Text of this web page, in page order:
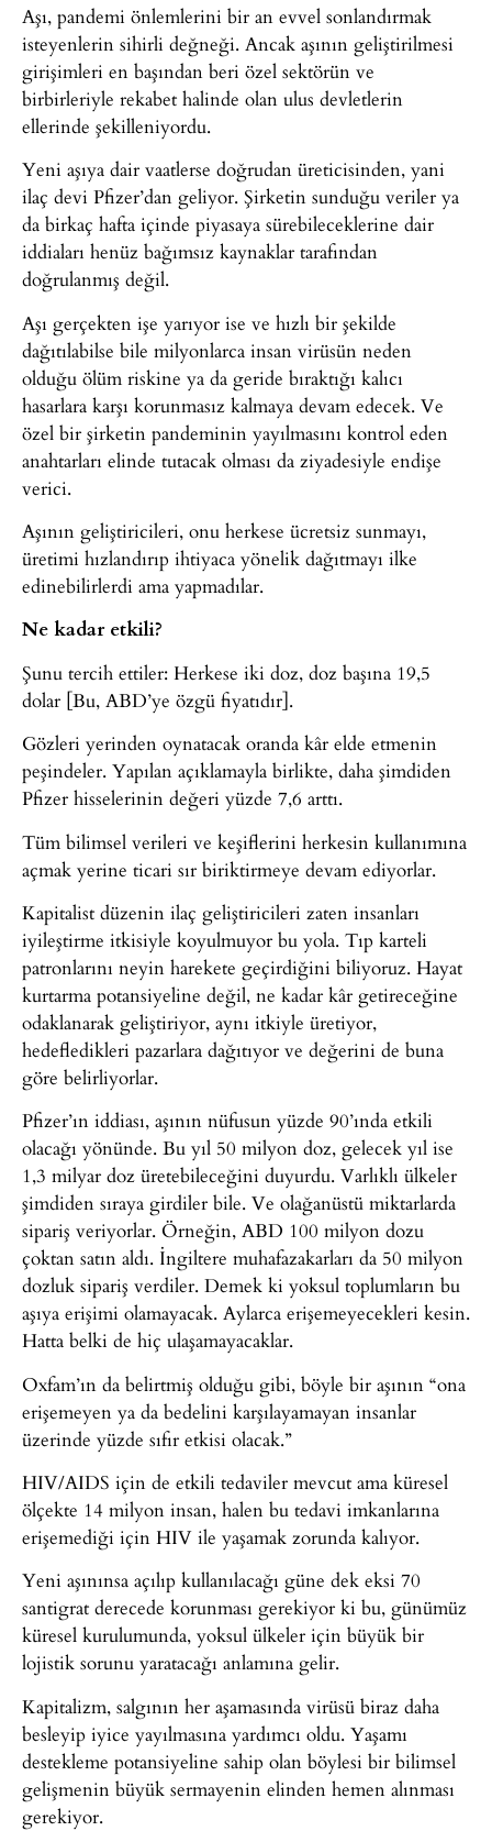
Aşı, pandemi önlemlerini bir an evvel sonlandırmak
isteyenlerin sihirli değneği. Ancak aşının geliştirilmesi
girişimleri en başından beri özel sektörün ve
birbirleriyle rekabet halinde olan ulus devletlerin
ellerinde şekilleniyordu.
Yeni aşıya dair vaatlerse doğrudan üreticisinden, yani
ilaç devi Pfizer’dan geliyor. Şirketin sunduğu veriler ya
da birkaç hafta içinde piyasaya sürebileceklerine dair
iddiaları henüz bağımsız kaynaklar tarafından
doğrulanmış değil.
Aşı gerçekten işe yarıyor ise ve hızlı bir şekilde
dağıtılabilse bile milyonlarca insan virüsün neden
olduğu ölüm riskine ya da geride bıraktığı kalıcı
hasarlara karşı korunmasız kalmaya devam edecek. Ve
özel bir şirketin pandeminin yayılmasını kontrol eden
anahtarları elinde tutacak olması da ziyadesiyle endişe
verici.
Aşının geliştiricileri, onu herkese ücretsiz sunmayı,
üretimi hızlandırıp ihtiyaca yönelik dağıtmayı ilke
edinebilirlerdi ama yapmadılar.
Ne kadar etkili?
Şunu tercih ettiler: Herkese iki doz, doz başına 19,5
dolar [Bu, ABD’ye özgü fiyatıdır].
Gözleri yerinden oynatacak oranda kâr elde etmenin
peşindeler. Yapılan açıklamayla birlikte, daha şimdiden
Pfizer hisselerinin değeri yüzde 7,6 arttı.
Tüm bilimsel verileri ve keşiflerini herkesin kullanımına
açmak yerine ticari sır biriktirmeye devam ediyorlar.
Kapitalist düzenin ilaç geliştiricileri zaten insanları
iyileştirme itkisiyle koyulmuyor bu yola. Tıp karteli
patronlarını neyin harekete geçirdiğini biliyoruz. Hayat
kurtarma potansiyeline değil, ne kadar kâr getireceğine
odaklanarak geliştiriyor, aynı itkiyle üretiyor,
hedefledikleri pazarlara dağıtıyor ve değerini de buna
göre belirliyorlar.
Pfizer’ın iddiası, aşının nüfusun yüzde 90’ında etkili
olacağı yönünde. Bu yıl 50 milyon doz, gelecek yıl ise
1,3 milyar doz üretebileceğini duyurdu. Varlıklı ülkeler
şimdiden sıraya girdiler bile. Ve olağanüstü miktarlarda
sipariş veriyorlar. Örneğin, ABD 100 milyon dozu
çoktan satın aldı. İngiltere muhafazakarları da 50 milyon
dozluk sipariş verdiler. Demek ki yoksul toplumların bu
aşıya erişimi olamayacak. Aylarca erişemeyecekleri kesin.
Hatta belki de hiç ulaşamayacaklar.
Oxfam’ın da belirtmiş olduğu gibi, böyle bir aşının “ona
erişemeyen ya da bedelini karşılayamayan insanlar
üzerinde yüzde sıfır etkisi olacak.”
HIV/AIDS için de etkili tedaviler mevcut ama küresel
ölçekte 14 milyon insan, halen bu tedavi imkanlarına
erişemediği için HIV ile yaşamak zorunda kalıyor.
Yeni aşınınsa açılıp kullanılacağı güne dek eksi 70
santigrat derecede korunması gerekiyor ki bu, günümüz
küresel kurulumunda, yoksul ülkeler için büyük bir
lojistik sorunu yaratacağı anlamına gelir.
Kapitalizm, salgının her aşamasında virüsü biraz daha
besleyip iyice yayılmasına yardımcı oldu. Yaşamı
destekleme potansiyeline sahip olan böylesi bir bilimsel
gelişmenin büyük sermayenin elinden hemen alınması
gerekiyor.